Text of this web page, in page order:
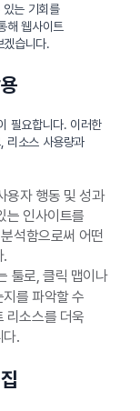
는 기회를
해 웹사이트
겠습니다.
필요합니다. 이러한
리소스 사용량과
용자 행동 및 성과
는 인사이트를
석함으로써 어떤
.
툴로, 클릭 맵이나
를 파악할 수
리소스를 더욱
다.